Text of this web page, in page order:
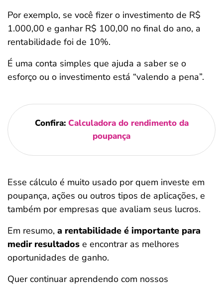
Por exemplo, se você fizer o investimento de R$
1.000,00 e ganhar R$ 100,00 no final do ano, a
rentabilidade foi de 10%.
É uma conta simples que ajuda a saber se o
esforço ou o investimento está “valendo a pena”.
Confira: Calculadora do rendimento da
poupança
Esse cálculo é muito usado por quem investe em
poupança, ações ou outros tipos de aplicações, e
também por empresas que avaliam seus lucros.
Em resumo, a rentabilidade é importante para
medir resultados e encontrar as melhores
oportunidades de ganho.
Quer continuar aprendendo com nossos